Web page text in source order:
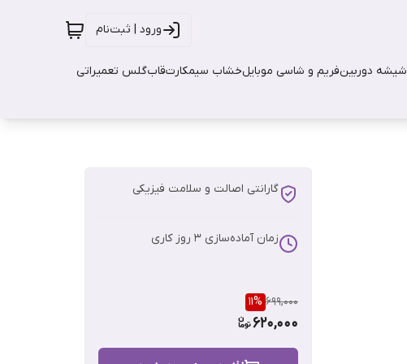
ورود | ثبت‌نام
شیشه دوربینفریم و شاسی موبایلخشاب سیمکارتقابگلس تعمیراتی
گارانتی اصالت و سلامت فیزیکی
زمان آماده‌سازی 3 روز کاری
699,000
11%
620,000